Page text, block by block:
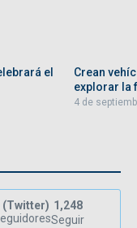
el
Crean
explorar la
4 de
(Twitter) 1,248
Seguir